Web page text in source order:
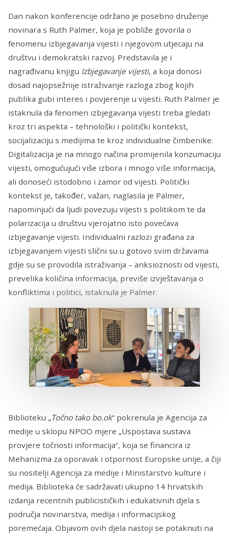
Dan nakon konferencije održano je posebno druženje
novinara s Ruth Palmer, koja je pobliže govorila o
fenomenu izbjegavanja vijesti i njegovom utjecaju na
društvu i demokratski razvoj. Predstavila je i
nagrađivanu knjigu Izbjegavanje vijesti, a koja donosi
dosad najopsežnije istraživanje razloga zbog kojih
publika gubi interes i povjerenje u vijesti. Ruth Palmer je
istaknula da fenomen izbjegavanja vijesti treba gledati
kroz tri aspekta – tehnološki i politički kontekst,
socijalizaciju s medijima te kroz individualne čimbenike.
Digitalizacija je na mnogo načina promijenila konzumaciju
vijesti, omogućujući više izbora i mnogo više informacija,
ali donoseći istodobno i zamor od vijesti. Politički
kontekst je, također, važan, naglasila je Palmer,
napominjući da ljudi povezuju vijesti s politikom te da
polarizacija u društvu vjerojatno isto povećava
izbjegavanje vijesti. Individualni razlozi građana za
izbjegavanjem vijesti slični su u gotovo svim državama
gdje su se provodila istraživanja – anksioznosti od vijesti,
prevelika količina informacija, previše izvještavanja o
konfliktima i politici, istaknula je Palmer.
Biblioteku „Točno tako bo.ok“ pokrenula je Agencija za
medije u sklopu NPOO mjere „Uspostava sustava
provjere točnosti informacija“, koja se financira iz
Mehanizma za oporavak i otpornost Europske unije, a čiji
su nositelji Agencija za medije i Ministarstvo kulture i
medija. Biblioteka će sadržavati ukupno 14 hrvatskih
izdanja recentnih publicističkih i edukativnih djela s
područja novinarstva, medija i informacijskog
poremećaja. Objavom ovih djela nastoji se potaknuti na